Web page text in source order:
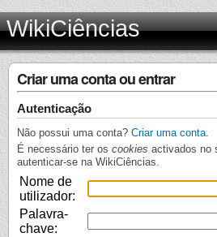
WikiCiências
Criar uma conta ou entrar
Autenticação
Não possui uma conta? Criar uma conta
É necessário ter os cookies activados no
autenticar-se na WikiCiências.
Nome de
utilizador:
Palavra-
chave: